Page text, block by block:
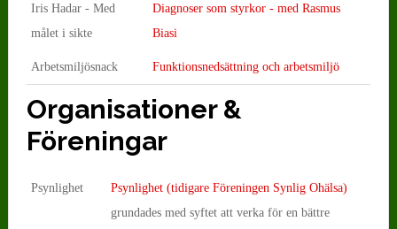
Iris Hadar - Med
målet i sikte
Diagnoser som styrkor - med Rasmus
Biasi
Arbetsmiljösnack Funktionsnedsättning och arbetsmiljö
Organisationer &
Föreningar
Psynlighet
Psynlighet (tidigare Föreningen Synlig Ohälsa)
grundades med syftet att verka för en bättre